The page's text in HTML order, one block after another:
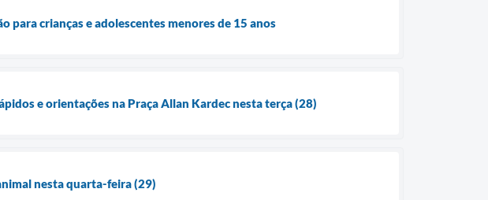
para crianças e adolescentes menores de 15 anos
e orientações na Praça Allan Kardec nesta terça (28)
nesta quarta-feira (29)